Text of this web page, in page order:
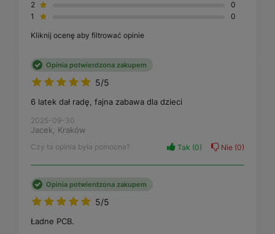
2
0
1
0
Kliknij ocenę aby filtrować opinie
5/5
Opinia potwierdzona zakupem
6 latek dał radę, fajna zabawa dla dzieci
2025-09-30
Jacek, Kraków
Czy ta opinia była pomocna? Tak 0 Nie 0
5/5
Opinia potwierdzona zakupem
Ładne PCB.